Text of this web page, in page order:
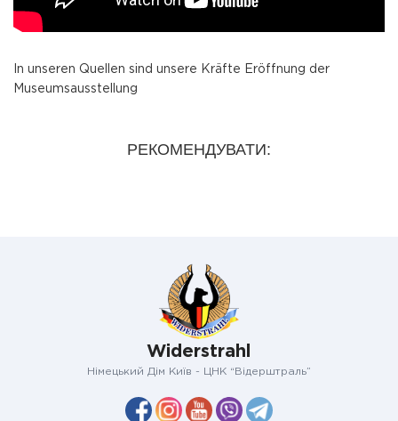
In unseren Quellen sind unsere Kräfte Eröffnung der
Museumsausstellung
РЕКОМЕНДУВАТИ:
Widerstrahl
Німецький Дім Київ - ЦНК “Відерштраль”